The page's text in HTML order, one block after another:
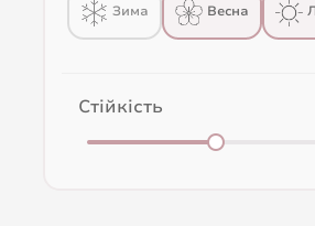
Зима Весна
Стійкість